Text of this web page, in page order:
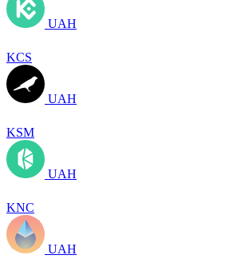
UAH
KCS
UAH
KSM
UAH
KNC
UAH